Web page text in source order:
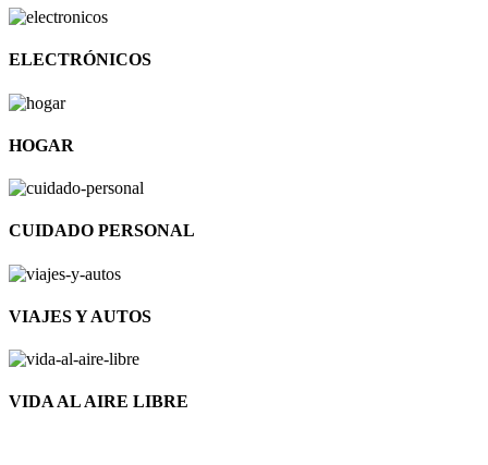
ELECTRÓNICOS
HOGAR
CUIDADO PERSONAL
VIAJES Y AUTOS
VIDA AL AIRE LIBRE